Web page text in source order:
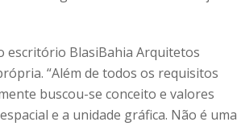
escritório BlasiBahia Arquitetos
“Além de todos os requisitos
buscou-se conceito e valores
e a unidade gráfica. Não é uma